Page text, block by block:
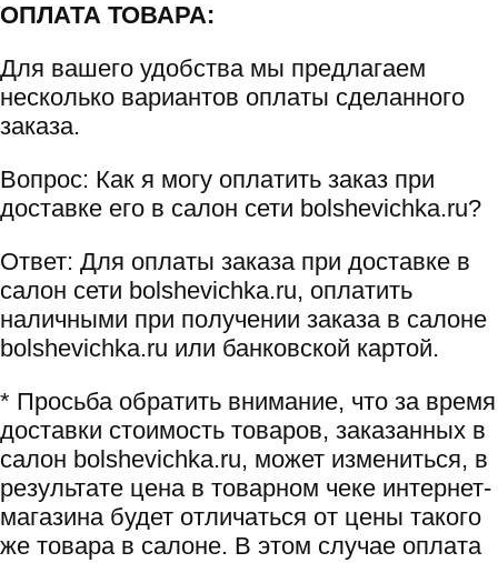
ОПЛАТА ТОВАРА:
Для вашего удобства мы предлагаем
несколько вариантов оплаты сделанного
заказа.
Вопрос: Как я могу оплатить заказ при
доставке его в салон сети bolshevichka.ru?
Ответ: Для оплаты заказа при доставке в
салон сети bolshevichka.ru, оплатить
наличными при получении заказа в салоне
bolshevichka.ru или банковской картой.
* Просьба обратить внимание, что за время
доставки стоимость товаров, заказанных в
салон bolshevichka.ru, может измениться, в
результате цена в товарном чеке интернет-
магазина будет отличаться от цены такого
же товара в салоне. В этом случае оплата